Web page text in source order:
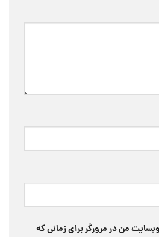
من در مرورگر برای زمانی که